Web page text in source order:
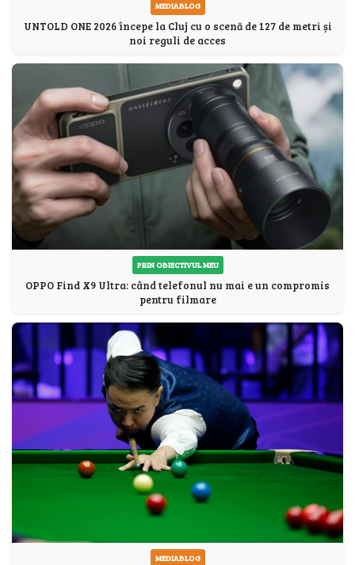
MEDIABLOG
UNTOLD ONE 2026 începe la Cluj cu o scenă de 127 de metri și
noi reguli de acces
PRIN OBIECTIVUL MEU
OPPO Find X9 Ultra: când telefonul nu mai e un compromis
pentru filmare
MEDIABLOG